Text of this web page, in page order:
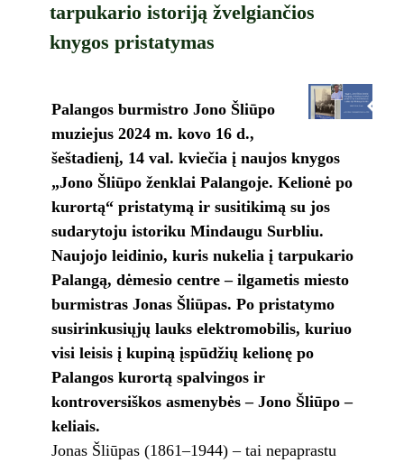
tarpukario istoriją žvelgiančios
knygos pristatymas
Palangos burmistro Jono Šliūpo
muziejus 2024 m. kovo 16 d.,
šeštadienį, 14 val. kviečia į naujos knygos
„Jono Šliūpo ženklai Palangoje. Kelionė po
kurortą“ pristatymą ir susitikimą su jos
sudarytoju istoriku Mindaugu Surbliu.
Naujojo leidinio, kuris nukelia į tarpukario
Palangą, dėmesio centre – ilgametis miesto
burmistras Jonas Šliūpas. Po pristatymo
susirinkusiųjų lauks elektromobilis, kuriuo
visi leisis į kupiną įspūdžių kelionę po
Palangos kurortą spalvingos ir
kontroversiškos asmenybės – Jono Šliūpo –
keliais.
Jonas Šliūpas (1861–1944) – tai nepaprastu